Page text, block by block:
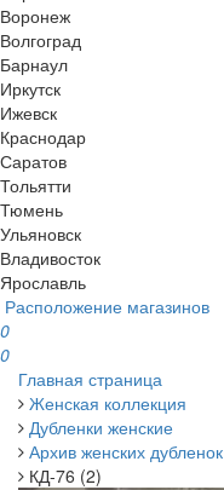
Воронеж
Волгоград
Барнаул
Иркутск
Ижевск
Краснодар
Саратов
Тольятти
Тюмень
Ульяновск
Владивосток
Ярославль
Расположение магазинов
0
0
Главная страница
Женская коллекция
Дубленки женские
Архив женских дубленок
КД-76 (2)